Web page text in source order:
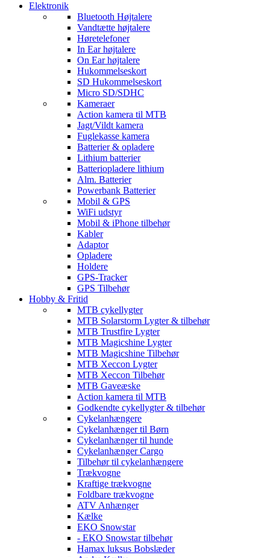
Elektronik
Bluetooth Højtalere
Vandtætte højtalere
Høretelefoner
In Ear højtalere
On Ear højtalere
Hukommelseskort
SD Hukommelseskort
Micro SD/SDHC
Kameraer
Action kamera til MTB
Jagt/Vildt kamera
Fuglekasse kamera
Batterier & opladere
Lithium batterier
Batteriopladere lithium
Alm. Batterier
Powerbank Batterier
Mobil & GPS
WiFi udstyr
Mobil & iPhone tilbehør
Kabler
Adaptor
Opladere
Holdere
GPS-Tracker
GPS Tilbehør
Hobby & Fritid
MTB cykellygter
MTB Solarstorm Lygter & tilbehør
MTB Trustfire Lygter
MTB Magicshine Lygter
MTB Magicshine Tilbehør
MTB Xeccon Lygter
MTB Xeccon Tilbehør
MTB Gaveæske
Action kamera til MTB
Godkendte cykellygter & tilbehør
Cykelanhængere
Cykelanhænger til Børn
Cykelanhænger til hunde
Cykelanhænger Cargo
Tilbehør til cykelanhængere
Trækvogne
Kraftige trækvogne
Foldbare trækvogne
ATV Anhænger
Kælke
EKO Snowstar
- EKO Snowstar tilbehør
Hamax luksus Bobslæder